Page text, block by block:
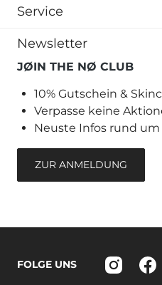
Service
Newsletter
JØIN THE NØ CLUB
10% Gutschein &
Verpasse keine
Neuste Infos rund um
ZUR ANMELDUNG
FOLGE UNS